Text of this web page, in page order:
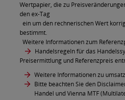
Wertpapier, die zu
den ex-Tag
ein um den rechnerischen Wert
bestimmt.
Weitere Informationen zum
Handelsregeln für das
Preisermittlung und Referenzpreis
Weitere Informationen zu
Bitte beachten Sie den
Handel und Vienna MTF